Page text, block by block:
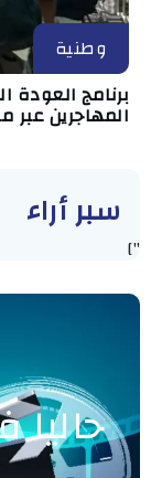
وطنية
برنامج
المهاجرين عبر
سبر أراء
"]